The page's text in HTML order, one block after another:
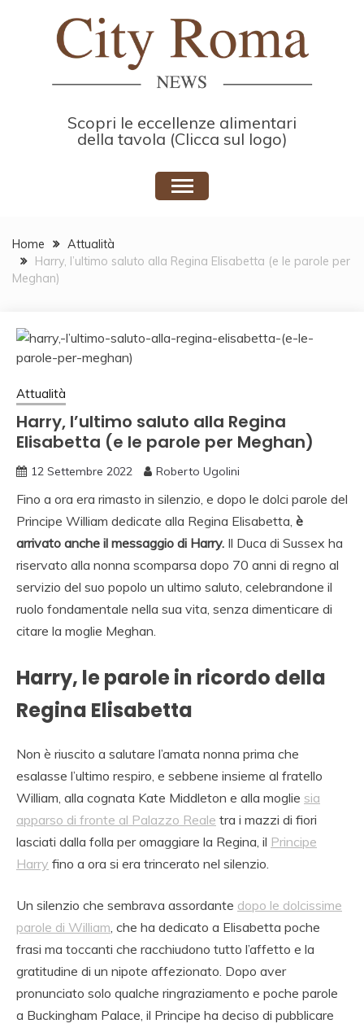
Scopri le eccellenze alimentari
della tavola (Clicca sul logo)
Home
Attualità
Harry, l’ultimo saluto alla Regina Elisabetta (e le parole per
Meghan)
Attualità
Harry, l’ultimo saluto alla Regina
Elisabetta (e le parole per Meghan)
12 Settembre 2022 Roberto Ugolini
Fino a ora era rimasto in silenzio, e dopo le dolci parole del
Principe William dedicate alla Regina Elisabetta, è
arrivato anche il messaggio di Harry. Il Duca di Sussex ha
riservato alla nonna scomparsa dopo 70 anni di regno al
servizio del suo popolo un ultimo saluto, celebrandone il
ruolo fondamentale nella sua vita, senza dimenticare di
citare la moglie Meghan.
Harry, le parole in ricordo della
Regina Elisabetta
Non è riuscito a salutare l’amata nonna prima che
esalasse l’ultimo respiro, e sebbene insieme al fratello
William, alla cognata Kate Middleton e alla moglie sia
apparso di fronte al Palazzo Reale tra i mazzi di fiori
lasciati dalla folla per omaggiare la Regina, il Principe
Harry fino a ora si era trincerato nel silenzio.
Un silenzio che sembrava assordante dopo le dolcissime
parole di William, che ha dedicato a Elisabetta poche
frasi ma toccanti che racchiudono tutto l’affetto e la
gratitudine di un nipote affezionato. Dopo aver
pronunciato solo qualche ringraziamento e poche parole
a Buckingham Palace, il Principe ha deciso di pubblicare